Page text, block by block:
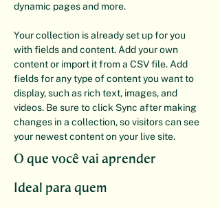
dynamic pages and more.
Your collection is already set up for you
with fields and content. Add your own
content or import it from a CSV file. Add
fields for any type of content you want to
display, such as rich text, images, and
videos. Be sure to click Sync after making
changes in a collection, so visitors can see
your newest content on your live site.
O que você vai aprender
Ideal para quem